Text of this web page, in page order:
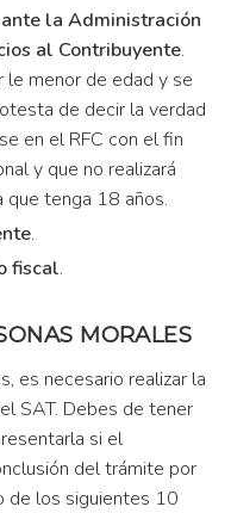
la Administración
al Contribuyente.
le menor de edad y se
de decir la verdad
en el RFC con el fin
y que no realizará
tenga 18 años.
.
fiscal.
MORALES
es necesario realizar la
SAT. Debes de tener
si el
del trámite por
de los siguientes 10